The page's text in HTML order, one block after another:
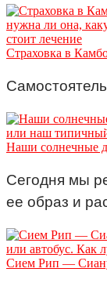
Страховка в
Наши солнечные
Сегодня мы
ее образ и
Сием Рип —